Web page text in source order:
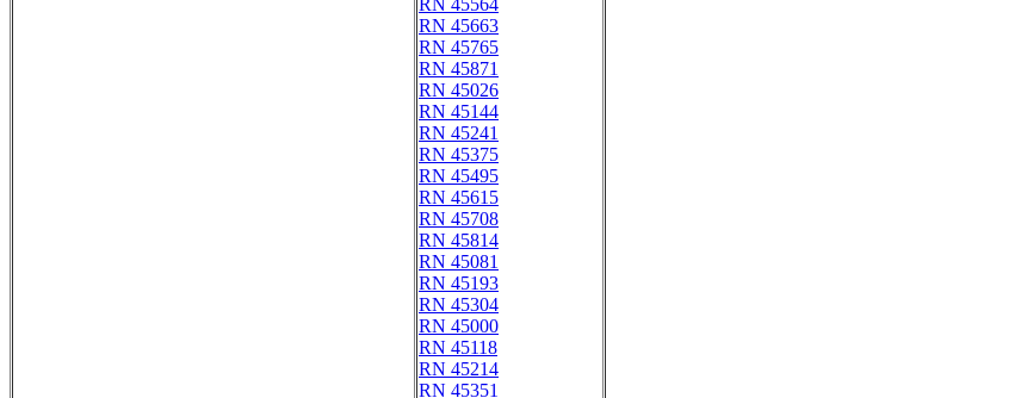
RN 45564
RN 45663
RN 45765
RN 45871
RN 45026
RN 45144
RN 45241
RN 45375
RN 45495
RN 45615
RN 45708
RN 45814
RN 45081
RN 45193
RN 45304
RN 45000
RN 45118
RN 45214
RN 45351